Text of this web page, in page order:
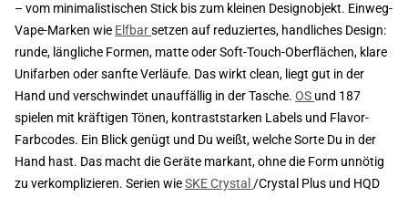
– vom minimalistischen Stick bis zum kleinen Designobjekt. Einweg-
Vape-Marken wie Elfbarsetzen auf reduziertes, handliches Design:
runde, längliche Formen, matte oder Soft-Touch-Oberflächen, klare
Unifarben oder sanfte Verläufe. Das wirkt clean, liegt gut in der
Hand und verschwindet unauffällig in der Tasche. OS und 187
spielen mit kräftigen Tönen, kontraststarken Labels und Flavor-
Farbcodes. Ein Blick genügt und Du weißt, welche Sorte Du in der
Hand hast. Das macht die Geräte markant, ohne die Form unnötig
zu verkomplizieren. Serien wieSKE Crystal /Crystal Plus und HQD